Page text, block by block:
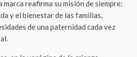
marca reafirma su misión de siempre:
y el bienestar de las familias,
de una paternidad cada vez